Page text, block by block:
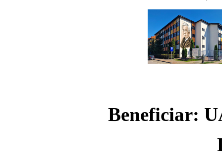
Beneficiar: